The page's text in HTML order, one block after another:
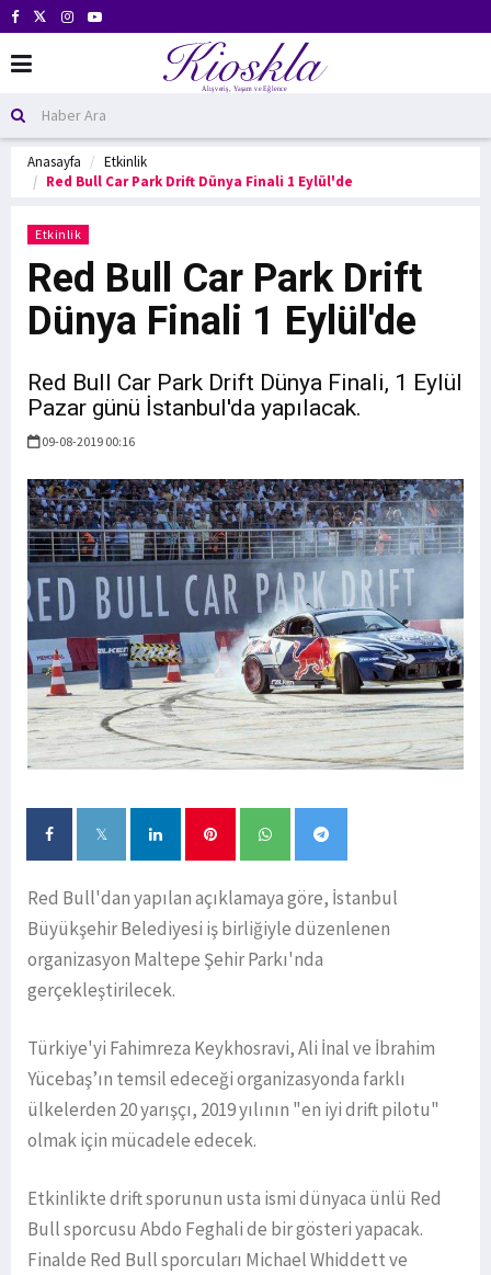
Anasayfa
Etkinlik
Red Bull Car Park Drift Dünya Finali 1 Eylül'de
Etkinlik
Red Bull Car Park Drift
Dünya Finali 1 Eylül'de
Red Bull Car Park Drift Dünya Finali, 1 Eylül
Pazar günü İstanbul'da yapılacak.
09-08-2019 00:16
Red Bull'dan yapılan açıklamaya göre, İstanbul
Büyükşehir Belediyesi iş birliğiyle düzenlenen
organizasyon Maltepe Şehir Parkı'nda
gerçekleştirilecek.
Türkiye'yi Fahimreza Keykhosravi, Ali İnal ve İbrahim
Yücebaş’ın temsil edeceği organizasyonda farklı
ülkelerden 20 yarışçı, 2019 yılının "en iyi drift pilotu"
olmak için mücadele edecek.
Etkinlikte drift sporunun usta ismi dünyaca ünlü Red
Bull sporcusu Abdo Feghali de bir gösteri yapacak.
Finalde Red Bull sporcuları Michael Whiddett ve